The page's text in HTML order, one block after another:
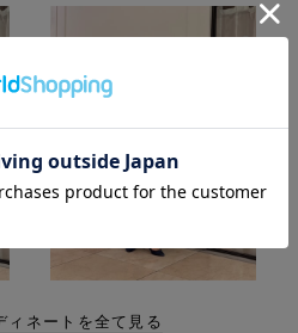
ネートを全て見る